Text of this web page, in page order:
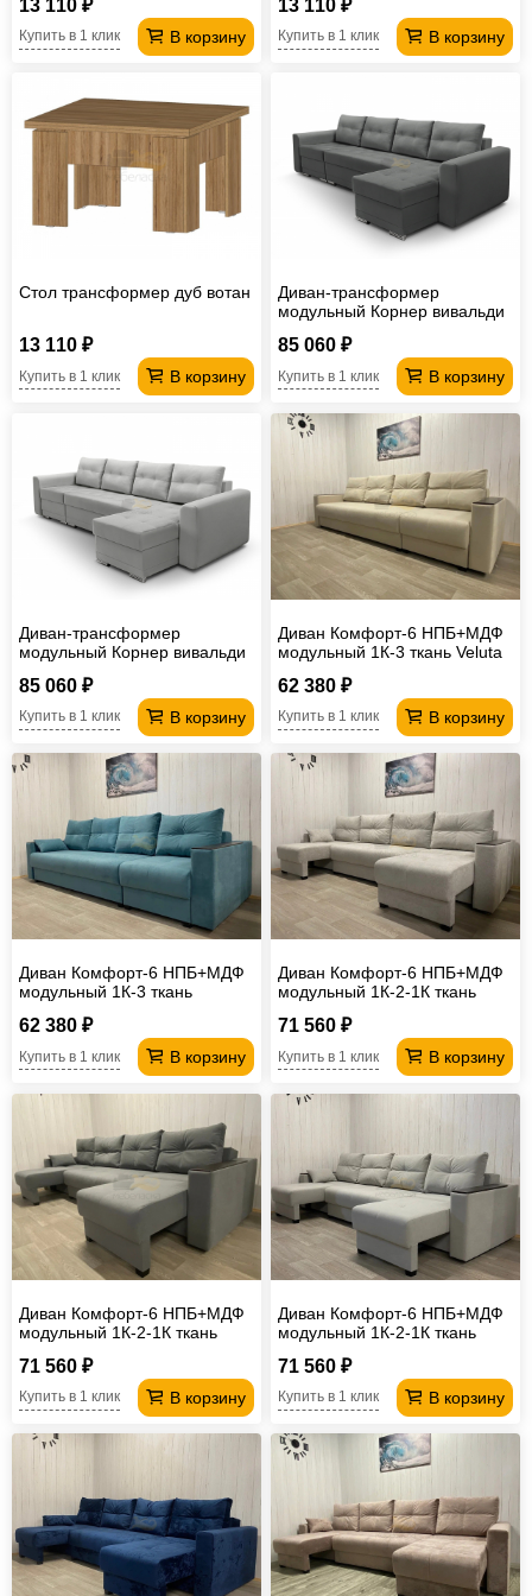
13 110 ₽
В корзину
Купить в 1 клик
13 110 ₽
В корзину
Купить в 1 клик
Стол трансформер дуб вотан
13 110 ₽
В корзину
Купить в 1 клик
Диван-трансформер
модульный Корнер вивальди
85 060 ₽
В корзину
Купить в 1 клик
Диван-трансформер
модульный Корнер вивальди
85 060 ₽
В корзину
Купить в 1 клик
Диван Комфорт-6 НПБ+МДФ
модульный 1К-3 ткань Veluta
62 380 ₽
В корзину
Купить в 1 клик
Диван Комфорт-6 НПБ+МДФ
модульный 1К-3 ткань
62 380 ₽
В корзину
Купить в 1 клик
Диван Комфорт-6 НПБ+МДФ
модульный 1К-2-1К ткань
71 560 ₽
В корзину
Купить в 1 клик
Диван Комфорт-6 НПБ+МДФ
модульный 1К-2-1К ткань
71 560 ₽
В корзину
Купить в 1 клик
Диван Комфорт-6 НПБ+МДФ
модульный 1К-2-1К ткань
71 560 ₽
В корзину
Купить в 1 клик